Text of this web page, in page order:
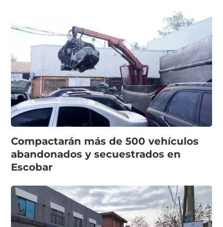
Compactarán más de 500 vehículos
abandonados y secuestrados en
Escobar